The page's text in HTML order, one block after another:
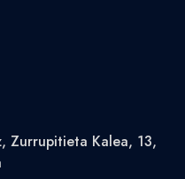
Zurrupitieta Kalea, 13,